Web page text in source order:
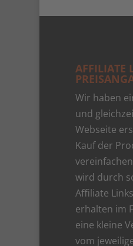
AFFILIATE
Wir haben
und
Webseite
Kauf der
wird durch
Affiliate
erhalten im
eine kleine
vom